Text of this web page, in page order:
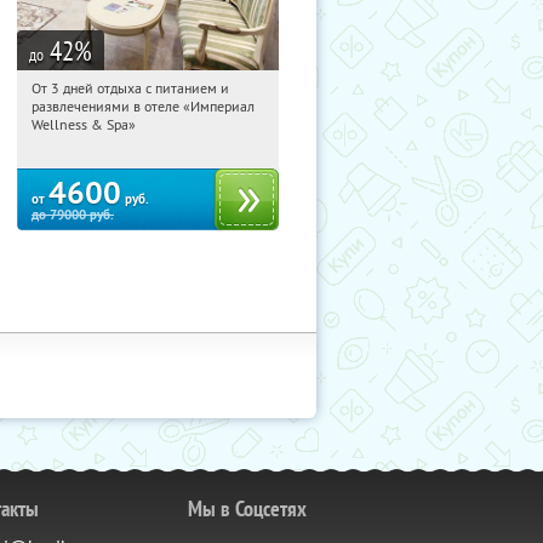
до 42%
15:21:03 Купили:
Калужская обл., г. Обнинск, Киевское
От 3 дней отдыха с питанием и
развлечениями в отеле «Империал
Wellness & Spa»
от 4600 руб.
до79000руб.
Мы в Соцсетях